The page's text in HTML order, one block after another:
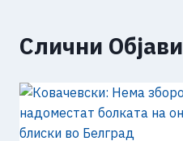
Слични Објави